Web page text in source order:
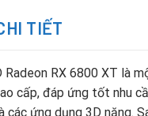
TIẾT
Radeon RX 6800 XT là
cấp, đáp ứng tốt nhu
các ứng dụng 3D nặng.